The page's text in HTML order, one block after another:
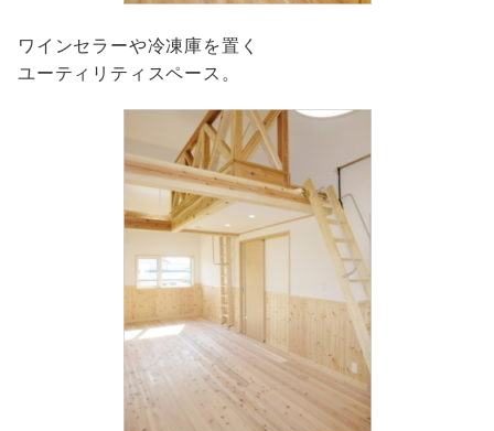
ワインセラーや冷凍庫を置く
ユーティリティスペース。